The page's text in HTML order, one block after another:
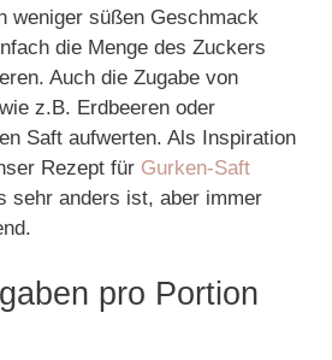
weniger süßen Geschmack
die Menge des Zuckers
Auch die Zugabe von
z.B. Erdbeeren oder
Saft aufwerten. Als Inspiration
Rezept für Gurken-Saft
sehr anders ist, aber immer
pro Portion